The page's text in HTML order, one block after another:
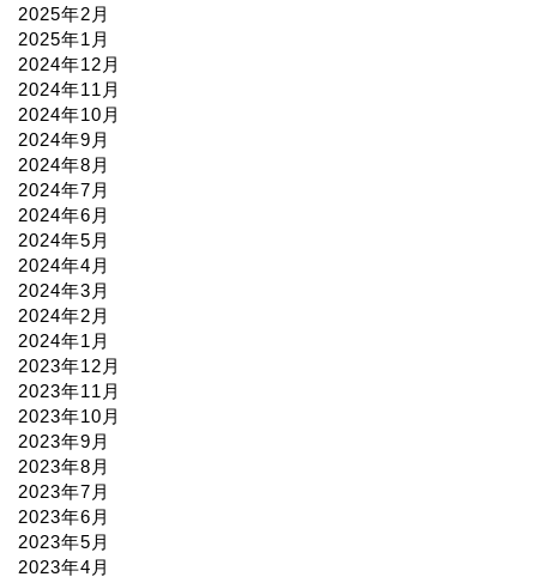
2025年2月
2025年1月
2024年12月
2024年11月
2024年10月
2024年9月
2024年8月
2024年7月
2024年6月
2024年5月
2024年4月
2024年3月
2024年2月
2024年1月
2023年12月
2023年11月
2023年10月
2023年9月
2023年8月
2023年7月
2023年6月
2023年5月
2023年4月